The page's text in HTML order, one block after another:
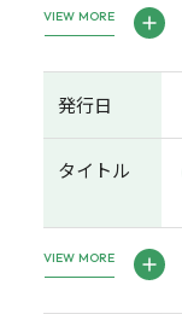
VIEW MORE
発行日
タイトル
VIEW MORE